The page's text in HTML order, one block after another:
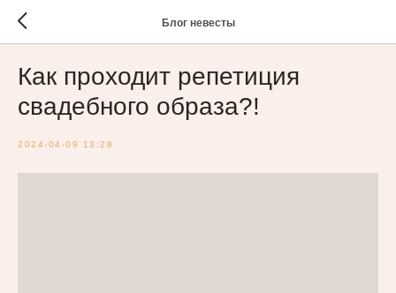
Блог невесты
Как проходит репетиция
свадебного образа?!
2024-04-09 13:28